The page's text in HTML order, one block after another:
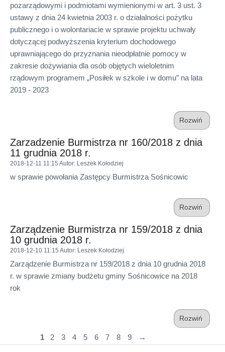
pozarządowymi i podmiotami wymienionymi w art. 3 ust. 3
ustawy z dnia 24 kwietnia 2003 r. o działalności pożytku
publicznego i o wolontariacie w sprawie projektu uchwały
dotyczącej podwyższenia kryterium dochodowego
uprawniającego do przyznania nieodpłatnie pomocy w
zakresie dożywiania dla osób objętych wieloletnim
rządowym programem „Posiłek w szkole i w domu” na lata
2019 - 2023
Rozwiń
Zarzadzenie Burmistrza nr 160/2018 z dnia
11 grudnia 2018 r.
2018-12-11 11:15 Autor: Leszek Kołodziej
w sprawie powołania Zastępcy Burmistrza Sośnicowic
Rozwiń
Zarządzenie Burmistrza nr 159/2018 z dnia
10 grudnia 2018 r.
2018-12-10 11:15 Autor: Leszek Kołodziej
Zarządzenie Burmistrza nr 159/2018 z dnia 10 grudnia 2018
r. w sprawie zmiany budżetu gminy Sośnicowice na 2018
rok
Rozwiń
1 2 3 4 5 6 7 8 9 →